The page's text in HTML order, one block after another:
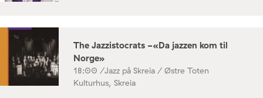
The Jazzistocrats -«Da jazzen kom til
Norge»
18:00 /Jazz på Skreia / Østre Toten
Kulturhus, Skreia